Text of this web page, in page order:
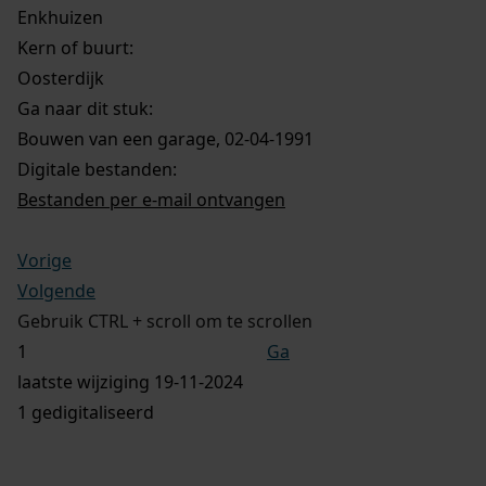
Enkhuizen
Kern of buurt:
Oosterdijk
Ga naar dit stuk:
Bouwen van een garage, 02-04-1991
Digitale bestanden:
Bestanden per e-mail ontvangen
Vorige
Volgende
Gebruik CTRL + scroll om te scrollen
Ga
laatste wijziging 19-11-2024
1 gedigitaliseerd